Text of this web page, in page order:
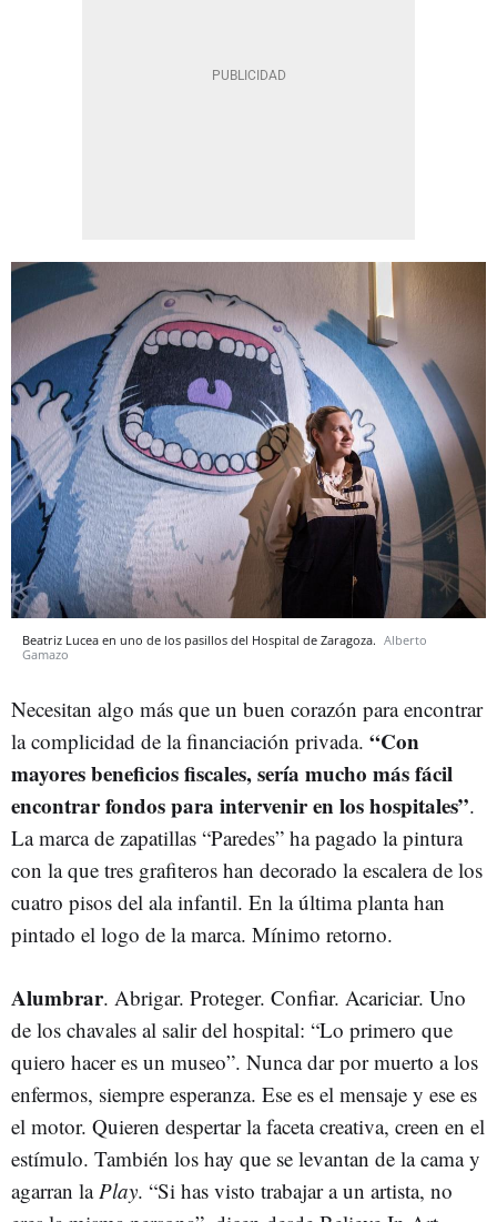
Beatriz Lucea en uno de los pasillos del Hospital de Zaragoza. Alberto
Gamazo
Necesitan algo más que un buen corazón para encontrar
la complicidad de la financiación privada. “Con
mayores beneficios fiscales, sería mucho más fácil
encontrar fondos para intervenir en los hospitales”.
La marca de zapatillas “Paredes” ha pagado la pintura
con la que tres grafiteros han decorado la escalera de los
cuatro pisos del ala infantil. En la última planta han
pintado el logo de la marca. Mínimo retorno.
Alumbrar. Abrigar. Proteger. Confiar. Acariciar. Uno
de los chavales al salir del hospital: “Lo primero que
quiero hacer es un museo”. Nunca dar por muerto a los
enfermos, siempre esperanza. Ese es el mensaje y ese es
el motor. Quieren despertar la faceta creativa, creen en el
estímulo. También los hay que se levantan de la cama y
agarran la Play. “Si has visto trabajar a un artista, no